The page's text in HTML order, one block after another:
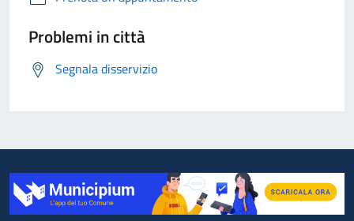
Problemi in città
Segnala disservizio